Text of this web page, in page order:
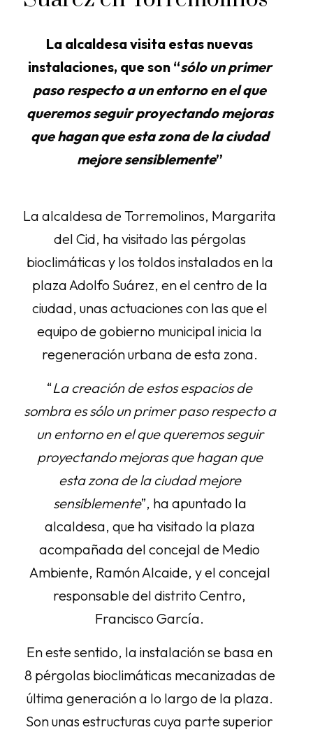
La alcaldesa visita estas nuevas
instalaciones, que son “sólo un primer
paso respecto a un entorno en el que
queremos seguir proyectando mejoras
que hagan que esta zona de la ciudad
mejore sensiblemente”
La alcaldesa de Torremolinos, Margarita
del Cid, ha visitado las pérgolas
bioclimáticas y los toldos instalados en la
plaza Adolfo Suárez, en el centro de la
ciudad, unas actuaciones con las que el
equipo de gobierno municipal inicia la
regeneración urbana de esta zona.
“La creación de estos espacios de
sombra es sólo un primer paso respecto a
un entorno en el que queremos seguir
proyectando mejoras que hagan que
esta zona de la ciudad mejore
sensiblemente”, ha apuntado la
alcaldesa, que ha visitado la plaza
acompañada del concejal de Medio
Ambiente, Ramón Alcaide, y el concejal
responsable del distrito Centro,
Francisco García.
En este sentido, la instalación se basa en
8 pérgolas bioclimáticas mecanizadas de
última generación a lo largo de la plaza.
Son unas estructuras cuya parte superior